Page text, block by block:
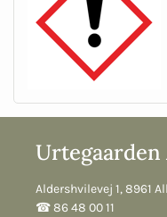
Urtegaarden
Aldershvilevej 1, 8961
☎︎ 86 48 00 11